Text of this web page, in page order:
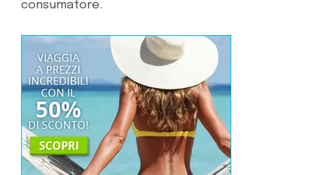
consumatore.